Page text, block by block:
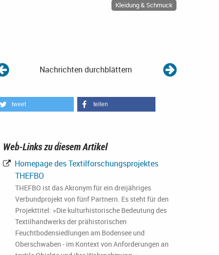
Kleidung & Schmuck
Nachrichten durchblättern
tweet teilen
Web-Links zu diesem Artikel
Homepage des Textilforschungsprojektes
THEFBO
THEFBO ist das Akronym für ein dreijähriges
Verbundprojekt von fünf Partnern. Es steht für den
Projekttitel: »Die kulturhistorische Bedeutung des
Textilhandwerks der prähistorischen
Feuchtbodensiedlungen am Bodensee und
Oberschwaben ‒ im Kontext von Anforderungen an